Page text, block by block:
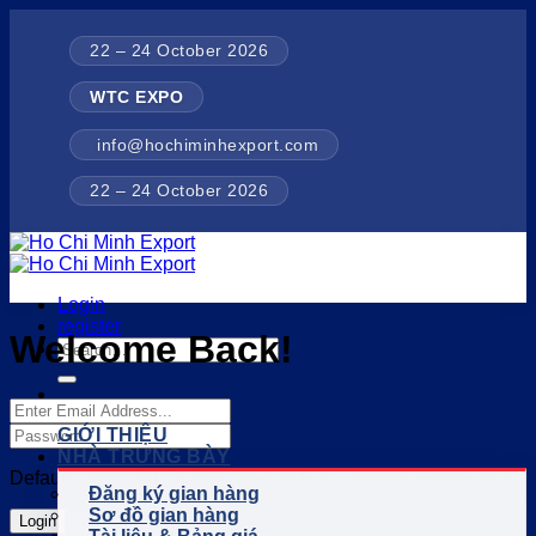
22 – 24 October 2026
WTC EXPO
info@hochiminhexport.com
22 – 24 October 2026
Login
register
GIỚI THIỆU
NHÀ TRƯNG BÀY
Đăng ký gian hàng
Sơ đồ gian hàng
Welcome Back!
Default password for new users is HoChiMinhExport@2024
Login